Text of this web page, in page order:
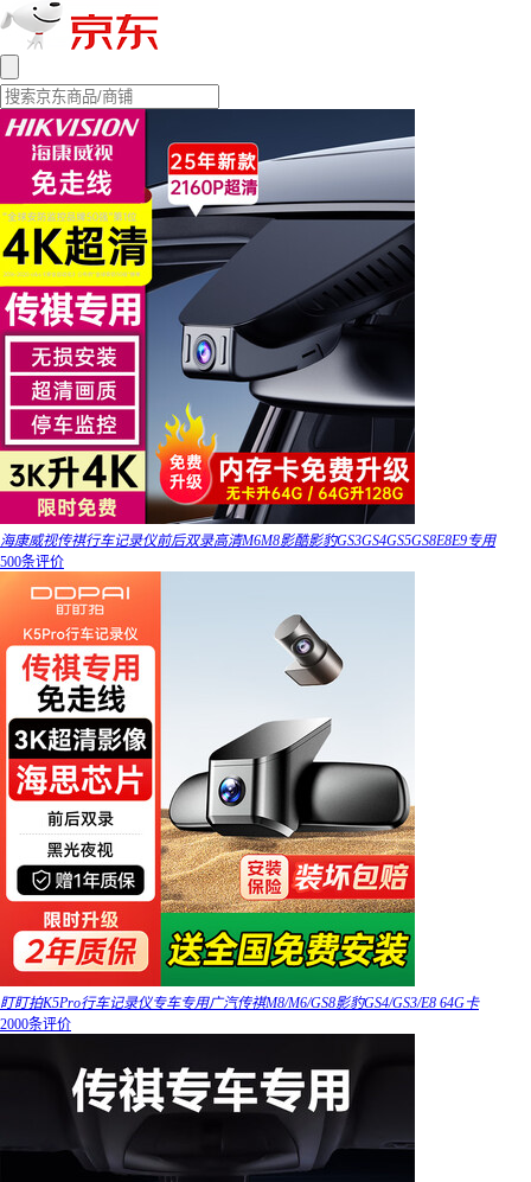
海康威视传祺行车记录仪前后双录高清M6M8影酷影豹GS3GS4GS5GS8E8E9专用
500条评价
盯盯拍K5Pro行车记录仪专车专用广汽传祺M8/M6/GS8影豹GS4/GS3/E8 64G卡
2000条评价